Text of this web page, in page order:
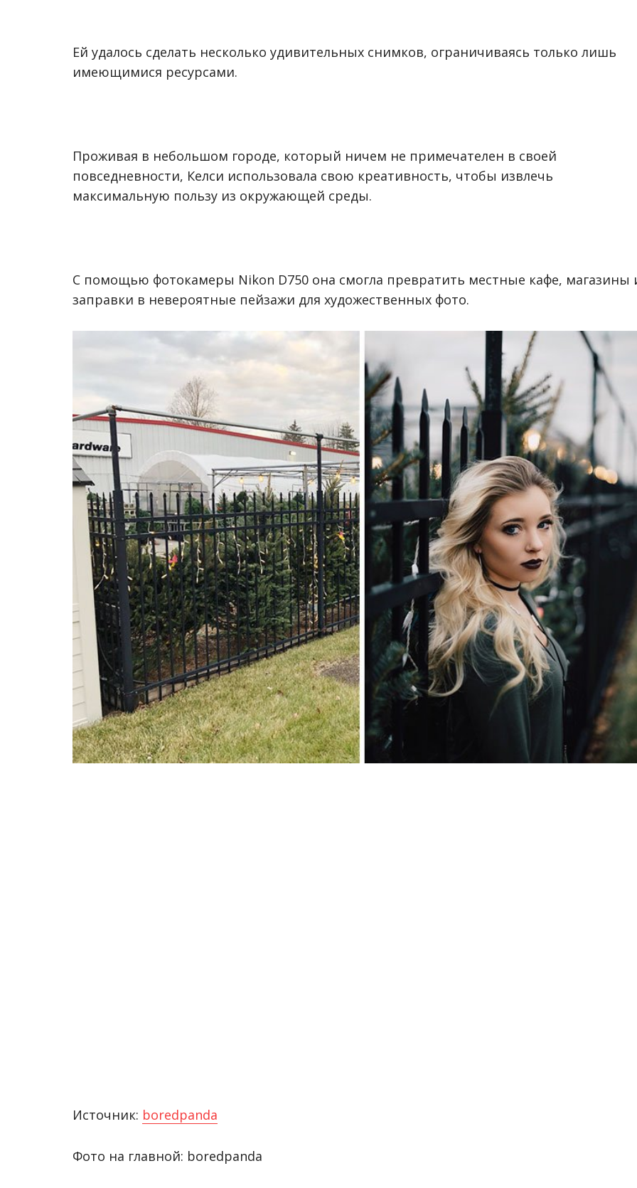
Ей удалось сделать несколько удивительных снимков, ограничиваясь только лишь
имеющимися ресурсами.
Проживая в небольшом городе, который ничем не примечателен в своей
повседневности, Келси использовала свою креативность, чтобы извлечь
максимальную пользу из окружающей среды.
С помощью фотокамеры Nikon D750 она смогла превратить местные кафе, магазины
заправки в невероятные пейзажи для художественных фото.
Источник: boredpanda
Фото на главной: boredpanda